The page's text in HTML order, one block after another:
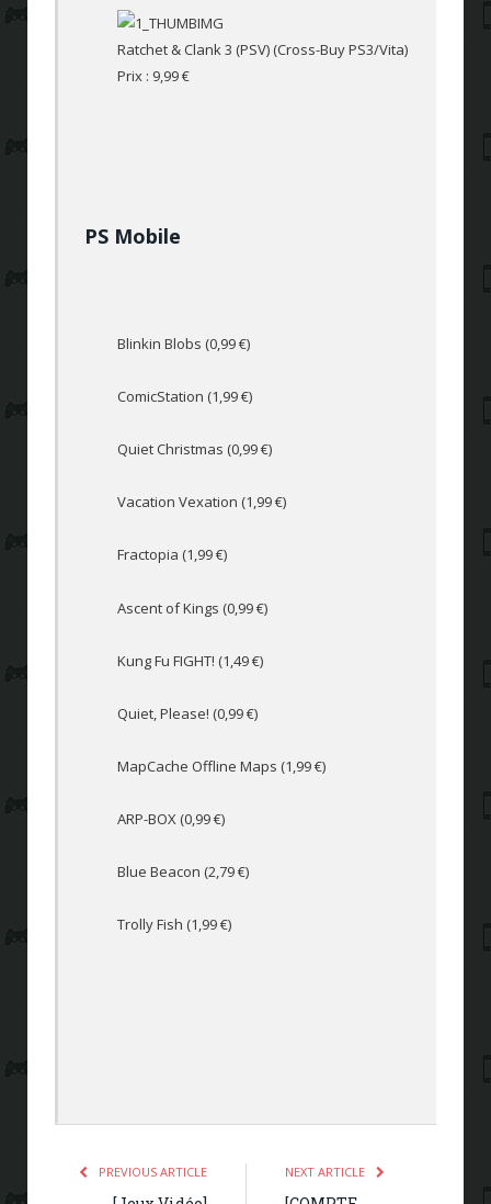
Ratchet & Clank 3 (PSV) (Cross-Buy PS3/Vita)
Prix : 9,99 €
PS Mobile
Blinkin Blobs (0,99 €)
ComicStation (1,99 €)
Quiet Christmas (0,99 €)
Vacation Vexation (1,99 €)
Fractopia (1,99 €)
Ascent of Kings (0,99 €)
Kung Fu FIGHT! (1,49 €)
Quiet, Please! (0,99 €)
MapCache Offline Maps (1,99 €)
ARP-BOX (0,99 €)
Blue Beacon (2,79 €)
Trolly Fish (1,99 €)
PREVIOUS ARTICLE NEXT ARTICLE